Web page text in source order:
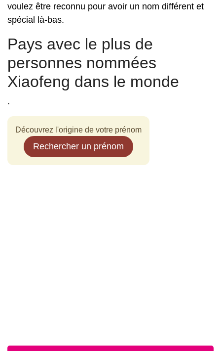
voulez être reconnu pour avoir un nom différent et
spécial là-bas.
Pays avec le plus de
personnes nommées
Xiaofeng dans le monde
.
Découvrez l'origine de votre prénom
Rechercher un prénom